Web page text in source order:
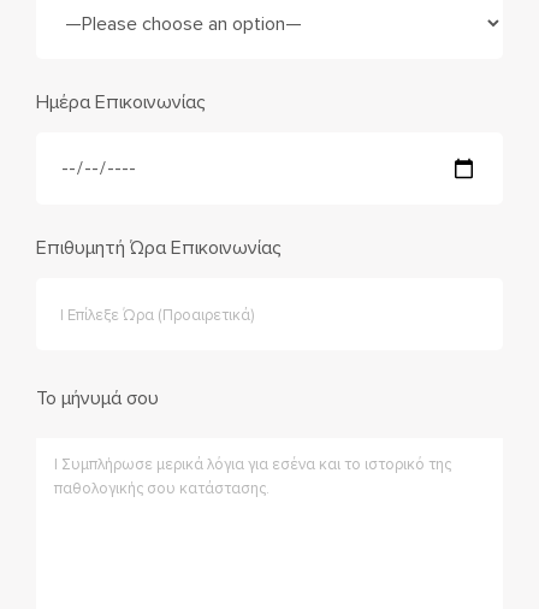
Ημέρα Επικοινωνίας
Επιθυμητή Ώρα Επικοινωνίας
Το μήνυμά σου